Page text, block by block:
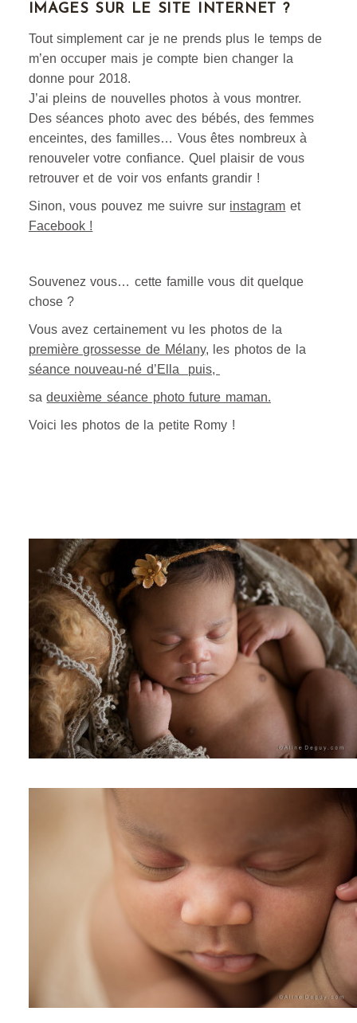
IMAGES SUR LE SITE INTERNET ?
Tout simplement car je ne prends plus le temps de
m’en occuper mais je compte bien changer la
donne pour 2018.
J’ai pleins de nouvelles photos à vous montrer.
Des séances photo avec des bébés, des femmes
enceintes, des familles… Vous êtes nombreux à
renouveler votre confiance. Quel plaisir de vous
retrouver et de voir vos enfants grandir !
Sinon, vous pouvez me suivre sur instagram et
Facebook !
Souvenez vous… cette famille vous dit quelque
chose ?
Vous avez certainement vu les photos de la
première grossesse de Mélany, les photos de la
séance nouveau-né d’Ella puis,
sadeuxième séance photo future maman.
Voici les photos de la petite Romy !